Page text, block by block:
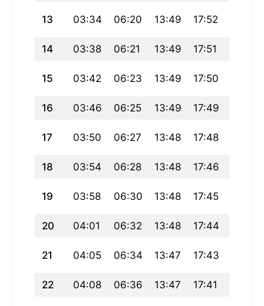
13 03:34 06:20 13:49 17:52
14 03:38 06:21 13:49 17:51
15 03:42 06:23 13:49 17:50
16 03:46 06:25 13:49 17:49
17 03:50 06:27 13:48 17:48
18 03:54 06:28 13:48 17:46
19 03:58 06:30 13:48 17:45
20 04:01 06:32 13:48 17:44
21 04:05 06:34 13:47 17:43
22 04:08 06:36 13:47 17:41